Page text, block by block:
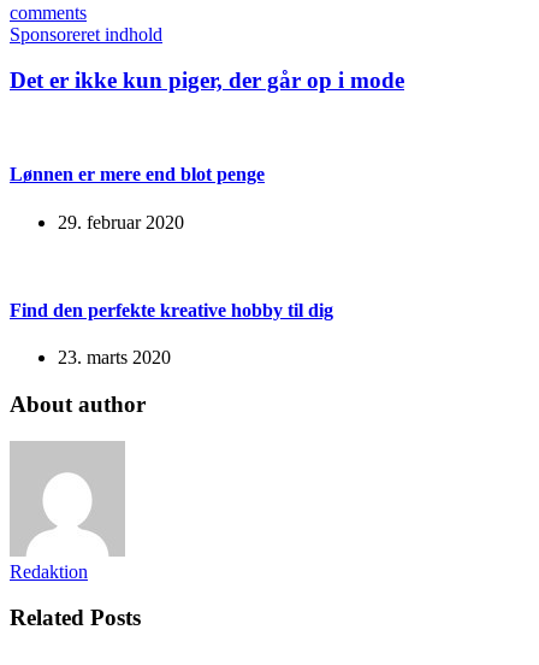
comments
Sponsoreret indhold
Det er ikke kun piger, der går op i mode
Lønnen er mere end blot penge
29. februar 2020
Find den perfekte kreative hobby til dig
23. marts 2020
About author
Redaktion
Related Posts